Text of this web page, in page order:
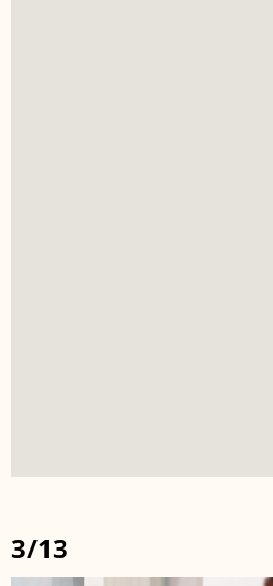
3/13